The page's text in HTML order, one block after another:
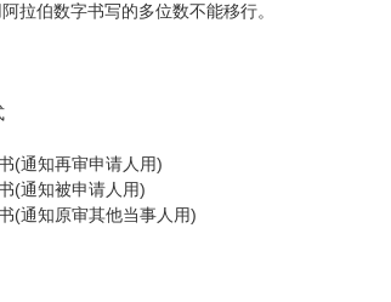
拉伯数字书写的多位数不能移行。
(通知再审申请人用)
(通知被申请人用)
(通知原审其他当事人用)